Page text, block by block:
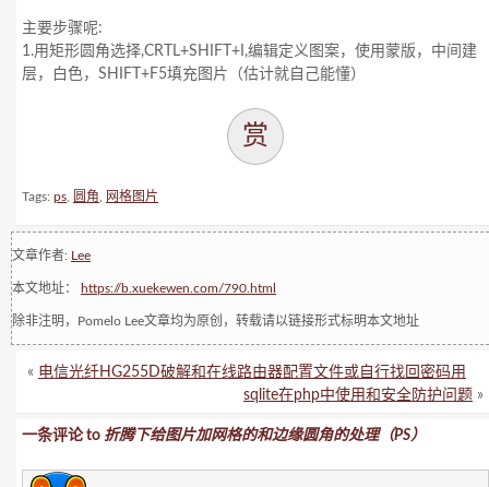
主要步骤呢:
1.用矩形圆角选择,CRTL+SHIFT+I,编辑定义图案，使用蒙版，中间建
层，白色，SHIFT+F5填充图片（估计就自己能懂）
赏
Tags: ps 圆角 网格图片
文章作者: Lee
本文地址： https://b.xuekewen.com/790.html
除非注明，Pomelo Lee文章均为原创，转载请以链接形式标明本文地址
« 电信光纤HG255D破解和在线路由器配置文件或自行找回密码用
sqlite在php中使用和安全防护问题 »
一条评论 to 折腾下给图片加网格的和边缘圆角的处理（PS）